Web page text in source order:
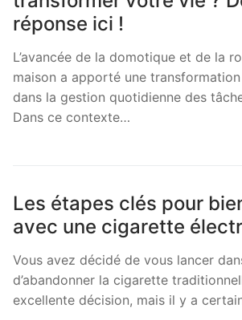
réponse ici !
L’avancée de la domotique et de la
maison a apporté une
dans la gestion quotidienne des
Dans ce contexte…
Les étapes clés pour
avec une cigarette
Vous avez décidé de vous lancer
d’abandonner la cigarette
excellente décision, mais il y a